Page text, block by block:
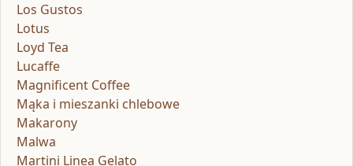
Los Gustos
Lotus
Loyd Tea
Lucaffe
Magnificent Coffee
Mąka i mieszanki chlebowe
Makarony
Malwa
Martini Linea Gelato